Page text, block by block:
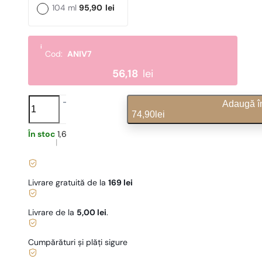
95,90 lei
104 ml
i
Cod: ANIV7
56,18 lei
N°
333
Adaugă
74,90 lei
În stoc 1,60
Livrare gratuită de la 169 lei
Livrare de la 5,00 lei.
Cumpărături și plăți sigure